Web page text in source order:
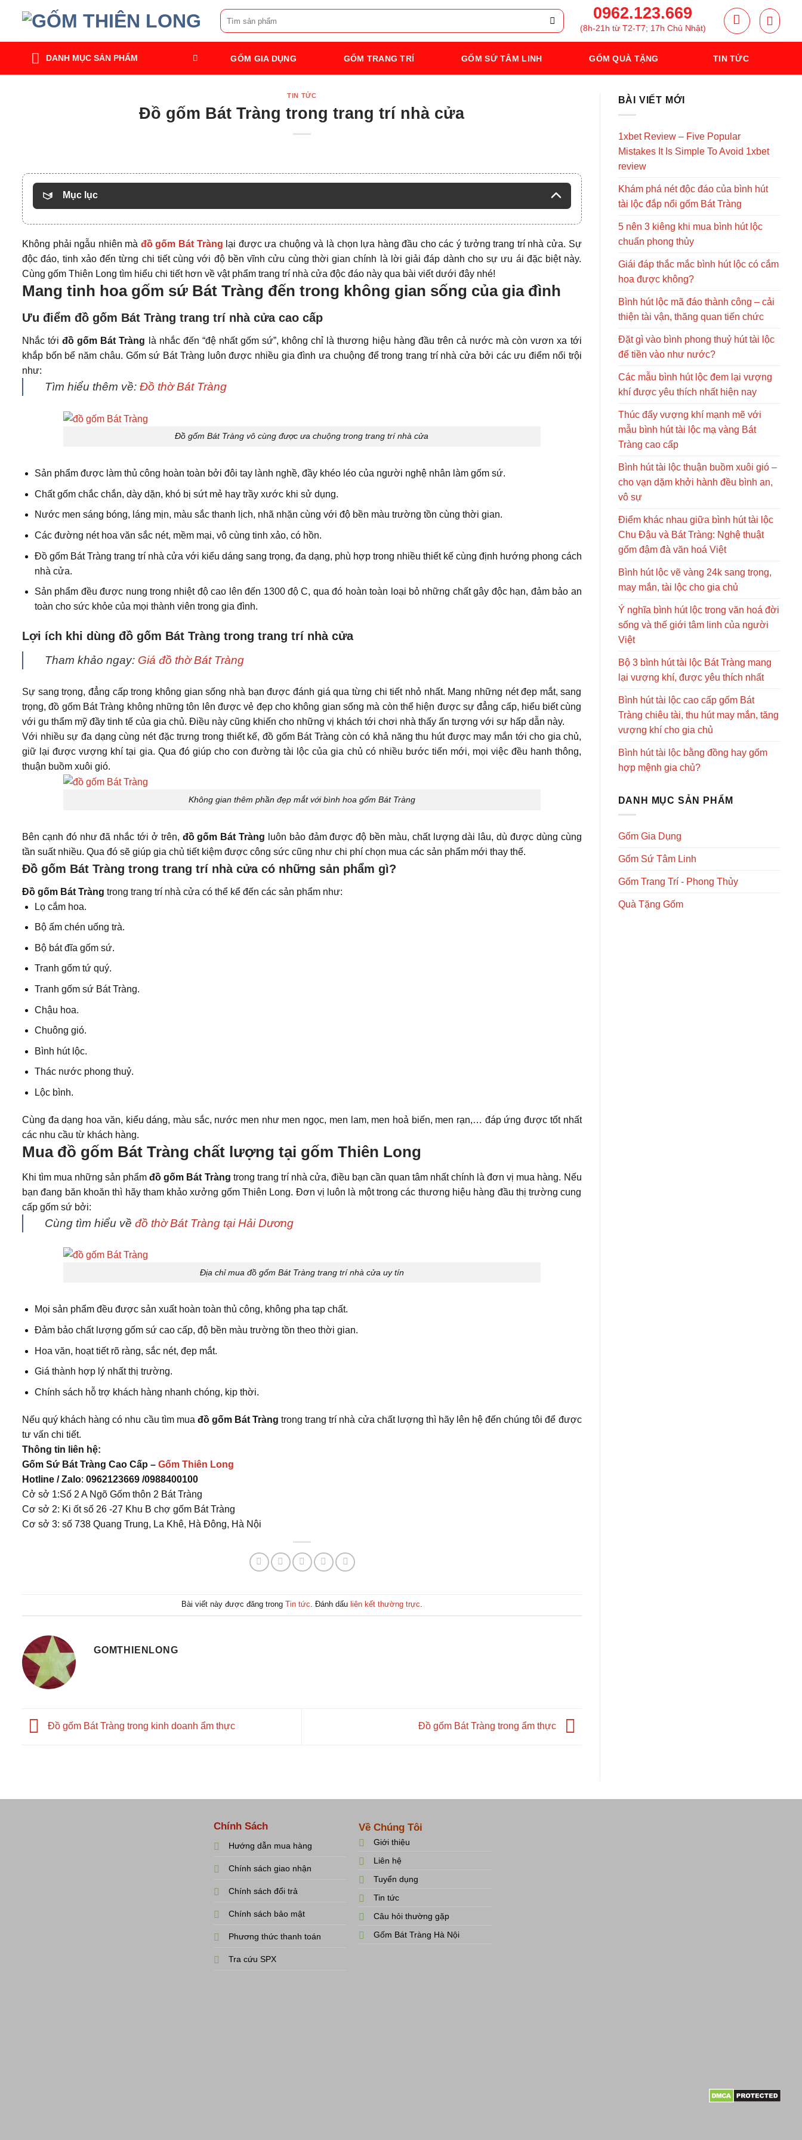
Tìm
kiếm:
0962.123.669
(8h-21h từ T2-T7; 17h Chủ Nhật)
DANH MỤC SẢN PHẨM GỐM GIA DỤNG GỐM TRANG TRÍ GỐM SỨ TÂM LINH GỐM QUÀ TẶNG TIN TỨC
TIN TỨC
Đồ gốm Bát Tràng trong trang trí nhà cửa
Mục lục
Không phải ngẫu nhiên mà đồ gốm Bát Tràng lại được ưa chuộng và là chọn lựa hàng đầu cho các ý tưởng trang trí nhà cửa. Sự
độc đáo, tinh xảo đến từng chi tiết cùng với độ bền vĩnh cửu cùng thời gian chính là lời giải đáp dành cho sự ưu ái đặc biệt này.
Cùng gốm Thiên Long tìm hiểu chi tiết hơn về vật phẩm trang trí nhà cửa độc đáo này qua bài viết dưới đây nhé!
Mang tinh hoa gốm sứ Bát Tràng đến trong không gian sống của gia đình
Ưu điểm đồ gốm Bát Tràng trang trí nhà cửa cao cấp
Nhắc tớiđồ gốm Bát Tràng là nhắc đến “đệ nhất gốm sứ”, không chỉ là thương hiệu hàng đầu trên cả nước mà còn vươn xa tới
khắp bốn bể năm châu. Gốm sứ Bát Tràng luôn được nhiều gia đình ưa chuộng để trong trang trí nhà cửa bởi các ưu điểm nổi trội
như:
Tìm hiểu thêm về: Đồ thờ Bát Tràng
Đồ gốm Bát Tràng vô cùng được ưa chuộng trong trang trí nhà cửa
Sản phẩm được làm thủ công hoàn toàn bởi đôi tay lành nghề, đầy khéo léo của người nghệ nhân làm gốm sứ.
Chất gốm chắc chắn, dày dặn, khó bị sứt mẻ hay trầy xước khi sử dụng.
Nước men sáng bóng, láng mịn, màu sắc thanh lịch, nhã nhặn cùng với độ bền màu trường tồn cùng thời gian.
Các đường nét hoa văn sắc nét, mềm mại, vô cùng tinh xảo, có hồn.
Đồ gốm Bát Tràng trang trí nhà cửa với kiểu dáng sang trọng, đa dạng, phù hợp trong nhiều thiết kế cùng định hướng phong cách
nhà cửa.
Sản phẩm đều được nung trong nhiệt độ cao lên đến 1300 độ C, qua đó hoàn toàn loại bỏ những chất gây độc hạn, đảm bảo an
toàn cho sức khỏe của mọi thành viên trong gia đình.
Lợi ích khi dùng đồ gốm Bát Tràng trong trang trí nhà cửa
Tham khảo ngay: Giá đồ thờ Bát Tràng
Sự sang trọng, đẳng cấp trong không gian sống nhà bạn được đánh giá qua từng chi tiết nhỏ nhất. Mang những nét đẹp mắt, sang
trọng, đồ gốm Bát Tràng không những tôn lên được vẻ đẹp cho không gian sống mà còn thể hiện được sự đẳng cấp, hiểu biết cùng
với gu thẩm mỹ đầy tinh tế của gia chủ. Điều này cũng khiến cho những vị khách tới chơi nhà thấy ấn tượng với sự hấp dẫn này.
Với nhiều sự đa dạng cùng nét đặc trưng trong thiết kế, đồ gốm Bát Tràng còn có khả năng thu hút được may mắn tới cho gia chủ,
giữ lại được vượng khí tại gia. Qua đó giúp cho con đường tài lộc của gia chủ có nhiều bước tiến mới, mọi việc đều hanh thông,
thuận buồm xuôi gió.
Không gian thêm phần đẹp mắt với bình hoa gốm Bát Tràng
Bên cạnh đó như đã nhắc tới ở trên, đồ gốm Bát Tràng
luôn bảo đảm được độ bền màu, chất lượng dài lâu, dù được dùng cùng
tần suất nhiều. Qua đó sẽ giúp gia chủ tiết kiệm được công sức cũng như chi phí chọn mua các sản phẩm mới thay thế.
Đồ gốm Bát Tràng trong trang trí nhà cửa có những sản phẩm gì?
Đồ gốm Bát Tràng trong trang trí nhà cửa có thể kể đến các sản phẩm như:
Lọ cắm hoa.
Bộ ấm chén uống trà.
Bộ bát đĩa gốm sứ.
Tranh gốm tứ quý.
Tranh gốm sứ Bát Tràng.
Chậu hoa.
Chuông gió.
Bình hút lộc.
Thác nước phong thuỷ.
Lộc bình.
Cùng đa dạng hoa văn, kiểu dáng, màu sắc, nước men như men ngọc, men lam, men hoả biến, men rạn,… đáp ứng được tốt nhất
các nhu cầu từ khách hàng.
Mua đồ gốm Bát Tràng chất lượng tại gốm Thiên Long
Khi tìm mua những sản phẩmđồ gốm Bát Tràng trong trang trí nhà cửa, điều bạn cần quan tâm nhất chính là đơn vị mua hàng. Nếu
bạn đang băn khoăn thì hãy tham khảo xưởng gốm Thiên Long. Đơn vị luôn là một trong các thương hiệu hàng đầu thị trường cung
cấp gốm sứ bởi:
Cùng tìm hiểu về đồ thờ Bát Tràng tại Hải Dương
Địa chỉ mua đồ gốm Bát Tràng trang trí nhà cửa uy tín
Mọi sản phẩm đều được sản xuất hoàn toàn thủ công, không pha tạp chất.
Đảm bảo chất lượng gốm sứ cao cấp, độ bền màu trường tồn theo thời gian.
Hoa văn, hoạt tiết rõ ràng, sắc nét, đẹp mắt.
Giá thành hợp lý nhất thị trường.
Chính sách hỗ trợ khách hàng nhanh chóng, kịp thời.
Nếu quý khách hàng có nhu cầu tìm mua đồ gốm Bát Tràng trong trang trí nhà cửa chất lượng thì hãy lên hệ đến chúng tôi để được
tư vấn chi tiết.
Thông tin liên hệ:
Gốm Sứ Bát Tràng Cao Cấp – Gốm Thiên Long
Hotline / Zalo: 0962123669 /0988400100
Cở sở 1:Số 2 A Ngõ Gốm thôn 2 Bát Tràng
Cơ sở 2: Ki ốt số 26 -27 Khu B chợ gốm Bát Tràng
Cơ sở 3: số 738 Quang Trung, La Khê, Hà Đông, Hà Nội
Bài viết này được đăng trong Tin tức. Đánh dấu liên kết thường trực.
GOMTHIENLONG
Đồ gốm Bát Tràng trong kinh doanh ẩm thực Đồ gốm Bát Tràng trong ẩm thực
BÀI VIẾT MỚI
1xbet Review – Five Popular
Mistakes It Is Simple To Avoid 1xbet
review
Khám phá nét độc đáo của bình hút
tài lộc đắp nổi gốm Bát Tràng
5 nên 3 kiêng khi mua bình hút lộc
chuẩn phong thủy
Giái đáp thắc mắc bình hút lộc có cắm
hoa được không?
Bình hút lộc mã đáo thành công – cải
thiện tài vận, thăng quan tiến chức
Đặt gì vào bình phong thuỷ hút tài lộc
để tiền vào như nước?
Các mẫu bình hút lộc đem lại vượng
khí được yêu thích nhất hiện nay
Thúc đẩy vượng khí mạnh mẽ với
mẫu bình hút tài lộc mạ vàng Bát
Tràng cao cấp
Bình hút tài lộc thuận buồm xuôi gió –
cho vạn dặm khởi hành đều bình an,
vô sự
Điểm khác nhau giữa bình hút tài lộc
Chu Đậu và Bát Tràng: Nghệ thuật
gốm đậm đà văn hoá Việt
Bình hút lộc vẽ vàng 24k sang trọng,
may mắn, tài lộc cho gia chủ
Ý nghĩa bình hút lộc trong văn hoá đời
sống và thế giới tâm linh của người
Việt
Bộ 3 bình hút tài lộc Bát Tràng mang
lại vượng khí, được yêu thích nhất
Bình hút tài lộc cao cấp gốm Bát
Tràng chiêu tài, thu hút may mắn, tăng
vượng khí cho gia chủ
Bình hút tài lộc bằng đồng hay gốm
hợp mệnh gia chủ?
DANH MỤC SẢN PHẨM
Gốm Gia Dụng
Gốm Sứ Tâm Linh
Gốm Trang Trí - Phong Thủy
Quà Tặng Gốm
Chính Sách
Hướng dẫn mua hàng
Chính sách giao nhận
Chính sách đổi trả
Chính sách bảo mật
Phương thức thanh toán
Tra cứu SPX
Về Chúng Tôi
Giới thiệu
Liên hệ
Tuyển dụng
Tin tức
Câu hỏi thường gặp
Gốm Bát Tràng Hà Nội